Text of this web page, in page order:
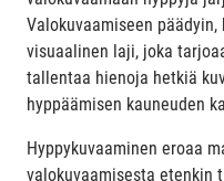
Valokuvaamiseen
visuaalinen laji, joka
tallentaa hienoja hetkiä
hyppäämisen kauneuden
Hyppykuvaaminen eroaa
valokuvaamisesta etenkin